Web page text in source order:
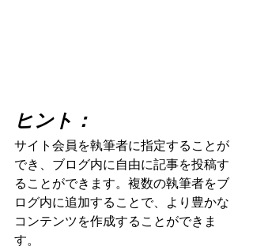
ヒント：
サイト会員を執筆者に指定することが
でき、ブログ内に自由に記事を投稿す
ることができます。複数の執筆者をブ
ログ内に追加することで、より豊かな
コンテンツを作成することができま
す。